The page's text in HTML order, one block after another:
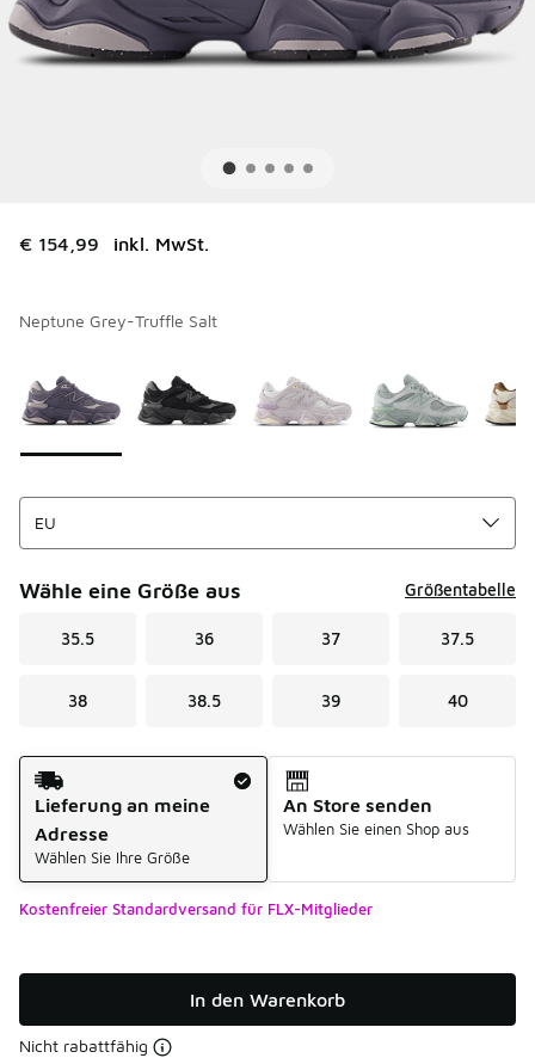
€ 154,99 inkl. MwSt.
Neptune Grey-Truffle Salt
Wähle eine Größe aus Größentabelle
35.5 36 37 37.5
38 38.5 39 40
Versandart
Lieferung an meine
Adresse
Wählen Sie Ihre Größe
An Store senden
Wählen Sie einen Shop aus
Kostenfreier Standardversand für FLX-Mitglieder
In den Warenkorb
Nicht rabattfähig